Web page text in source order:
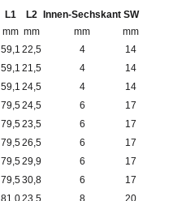
L1
mm
L2
mm
Innen-Sechskant
mm
SW
mm
59,1 22,5 4
14
59,1 21,5 4
14
59,1 24,5 4
14
79,524,5 6
17
79,523,5 6
17
79,526,5 6
17
79,529,9 6
17
79,530,8 6
17
81,023,5 8
20